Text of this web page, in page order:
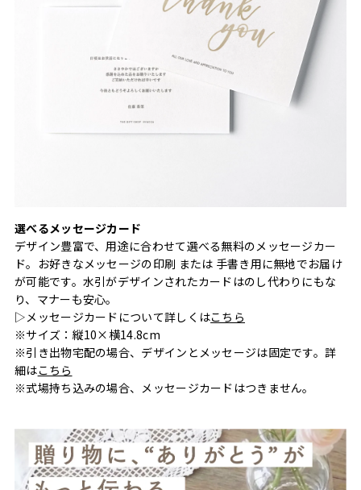
選べるメッセージカード
デザイン豊富で、用途に合わせて選べる無料のメッセージカー
ド。お好きなメッセージの印刷 または 手書き用に無地でお届け
が可能です。水引がデザインされたカードはのし代わりにもな
り、マナーも安心。
▷メッセージカードについて詳しくはこちら
※サイズ：縦10×横14.8cm
※引き出物宅配の場合、デザインとメッセージは固定です。詳
細はこちら
※式場持ち込みの場合、メッセージカードはつきません。